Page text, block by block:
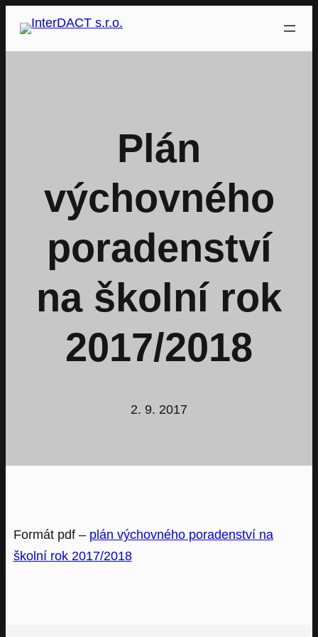
Přeskočit
Plán
výchovného
poradenství
na školní rok
2017/2018
2. 9. 2017
Formát pdf – plán výchovného poradenství na
školní rok 2017/2018